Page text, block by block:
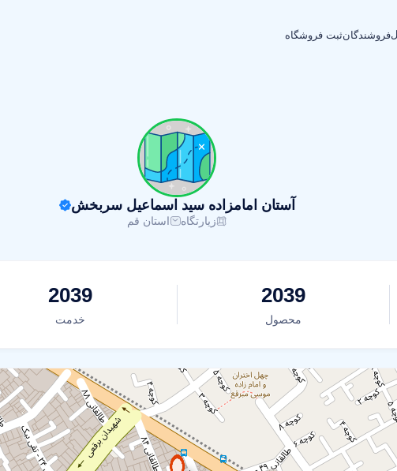
فروشندگانثبت فروشگاه
آستان امامزاده سید اسماعیل سربخش
زیارتگاه استان قم
2039
محصول
2039
خدمت